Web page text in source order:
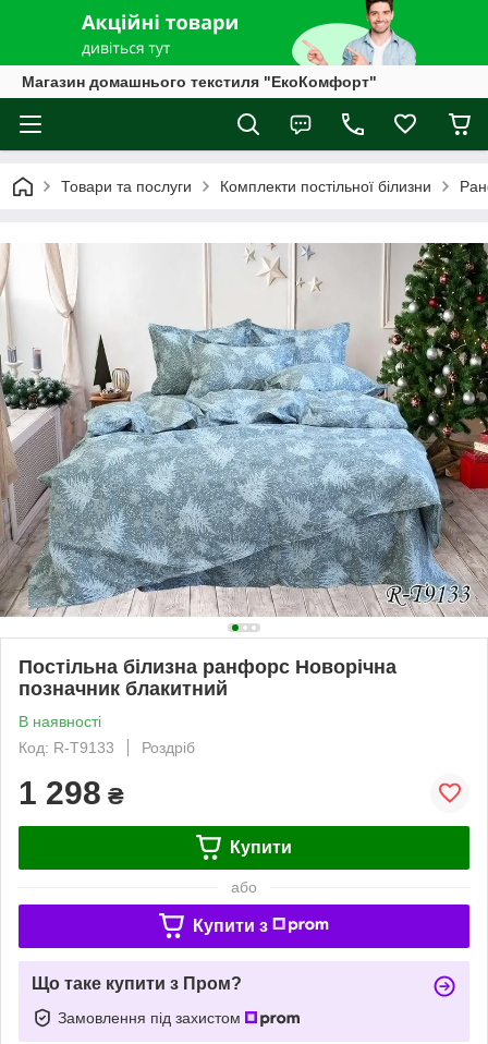
Магазин домашнього текстиля "ЕкоКомфорт"
Товари та послуги Комплекти постільної білизни
Постільна білизна ранфорс Новорічна
позначник блакитний
В наявності
Код: R-T9133
Роздріб
1 298 ₴
Купити
або
Купити з
Що таке купити з Пром?
Замовлення під захистом